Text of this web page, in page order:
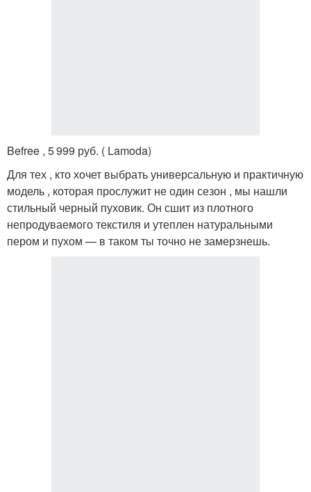
Befree , 5 999 руб. ( Lamoda)
Для тех , кто хочет выбрать универсальную и практичную
модель , которая прослужит не один сезон , мы нашли
стильный черный пуховик. Он сшит из плотного
непродуваемого текстиля и утеплен натуральными
пером и пухом — в таком ты точно не замерзнешь.